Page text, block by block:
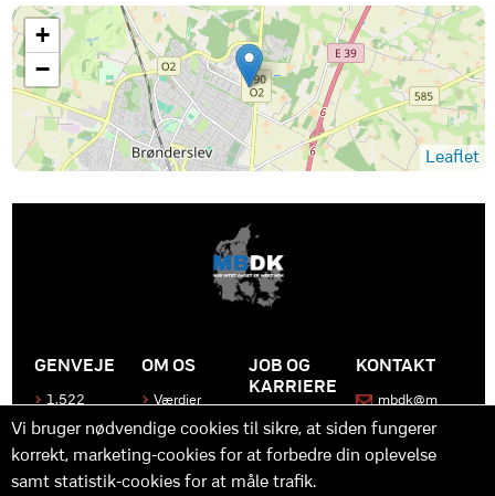
+
−
Leaflet
GENVEJE
1.522
Produkter
Kontakt
os
OM OS
Værdier
Historen
bag
MBDK
Hvad gør
JOB OG
KARRIERE
Bliv en del
af MBDK
Vores
team
KONTAKT
mbdk@m
Vi bruger nødvendige cookies til sikre, at siden fungerer
korrekt, marketing-cookies for at forbedre din oplevelse
samt statistik-cookies for at måle trafik.